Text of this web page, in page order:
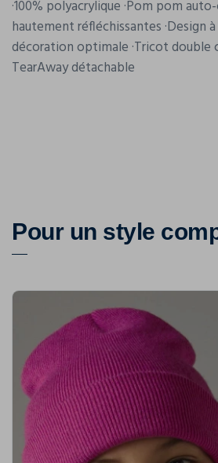
·100% polyacrylique ·Pom pom
hautement réfléchissantes ·Design
décoration optimale ·Tricot double
TearAway détachable
Pour un style